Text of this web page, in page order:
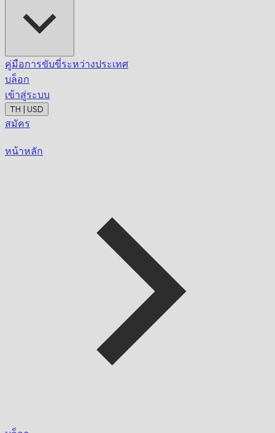
คู่มือการขับขี่ระหว่างประเทศ
บล็อก
เข้าสู่ระบบ
TH | USD
สมัคร
หน้าหลัก